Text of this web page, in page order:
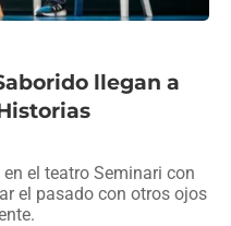
llegan a
el teatro Seminari con
el pasado con otros ojos